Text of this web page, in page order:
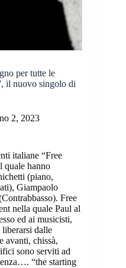
per tutte le
il nuovo singolo di
2, 2023
italiane “Free
quale hanno
(piano,
Giampaolo
Free
nella quale Paul al
ed ai musicisti,
dalle
avanti, chissà,
sono serviti ad
“the starting